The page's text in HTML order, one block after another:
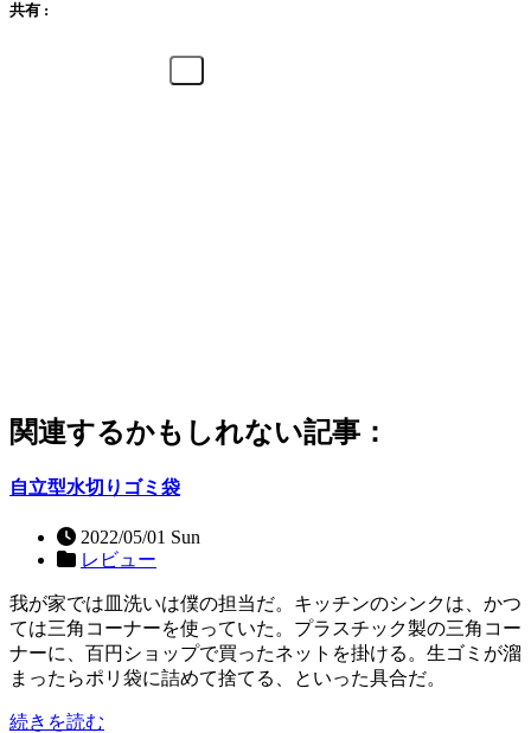
共有 :
関連するかもしれない記事：
自立型水切りゴミ袋
2022/05/01 Sun
レビュー
我が家では皿洗いは僕の担当だ。キッチンのシンクは、かつ
ては三角コーナーを使っていた。プラスチック製の三角コー
ナーに、百円ショップで買ったネットを掛ける。生ゴミが溜
まったらポリ袋に詰めて捨てる、といった具合だ。
続きを読む